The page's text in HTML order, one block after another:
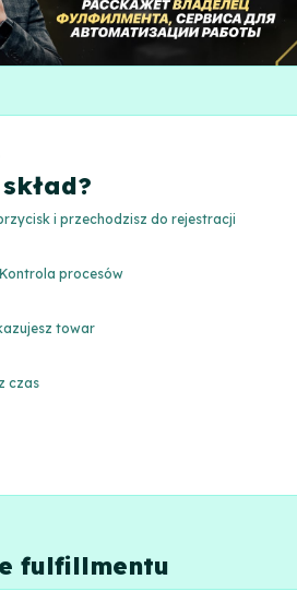
i przechodzisz do rejestracji
Kontrola procesów
towar
czas
fulfillmentu